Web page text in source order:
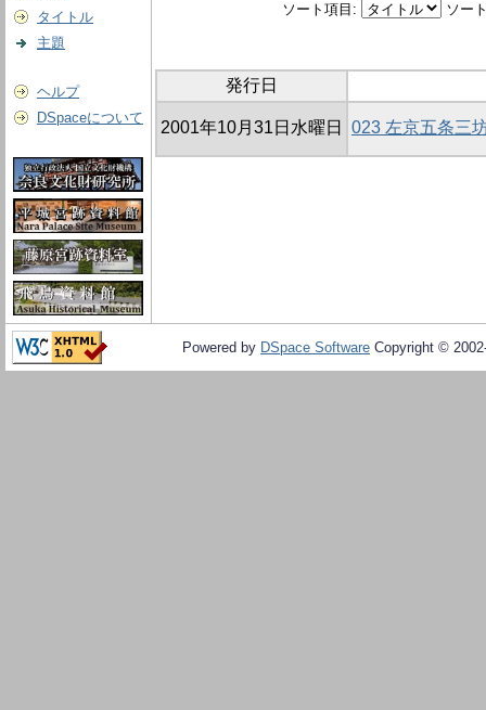
タイトル
主題
ヘルプ
DSpaceについて
ソート項目: ソー
発行日
2001年10月31日水曜日 023 左京五条三
Powered by DSpace Software Copyright ©